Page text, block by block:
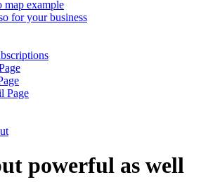
map example
for your business
Page
powerful as well